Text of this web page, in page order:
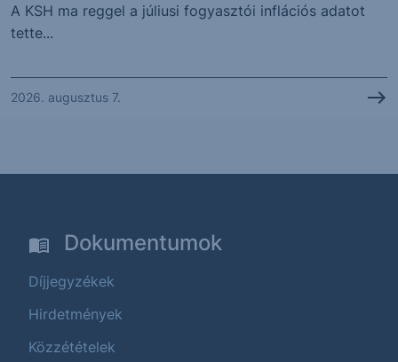
A KSH ma reggel a júliusi fogyasztói inflációs adatot
tette...
2026. augusztus 7.
Dokumentumok
Díjjegyzékek
Hirdetmények
Közzétételek